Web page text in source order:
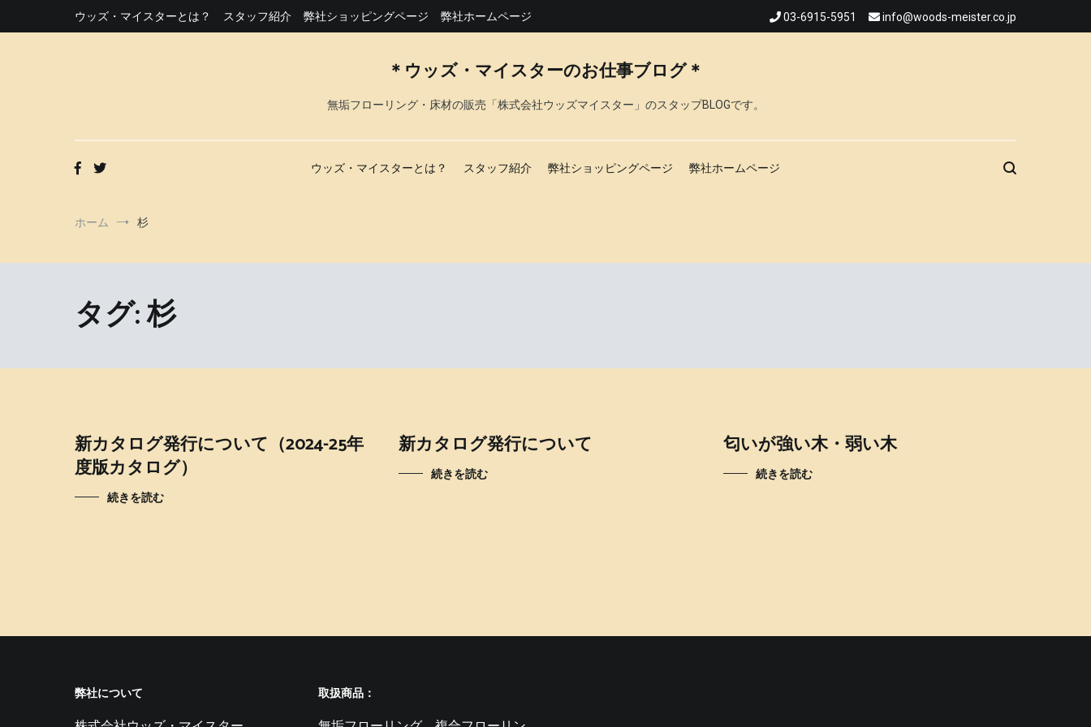
ウッズ・マイスターとは？ スタッフ紹介 弊社ショッピングページ 弊社ホームページ 03-6915-5951 info@woods-meister.co.jp
＊ウッズ・マイスターのお仕事ブログ＊
無垢フローリング・床材の販売「株式会社ウッズマイスター」のスタップBLOGです。
ウッズ・マイスターとは？ スタッフ紹介 弊社ショッピングページ 弊社ホームページ
ホーム 杉
タグ: 杉
新カタログ発行について（2024-25年
度版カタログ）
続きを読む
新カタログ発行について
続きを読む
匂いが強い木・弱い木
続きを読む
弊社について 取扱商品：